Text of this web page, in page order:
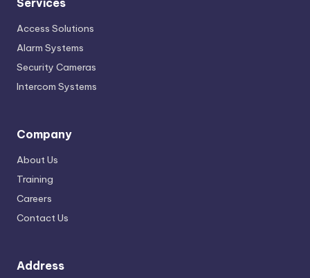
Services
Access Solutions
Alarm Systems
Security Cameras
Intercom Systems
Company
About Us
Training
Careers
Contact Us
Address